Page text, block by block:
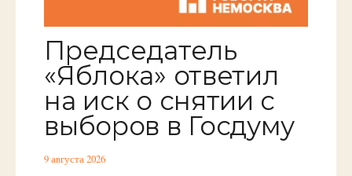
Председатель
«Яблока» ответил
на иск о снятии с
выборов в Госдуму
9 августа 2026